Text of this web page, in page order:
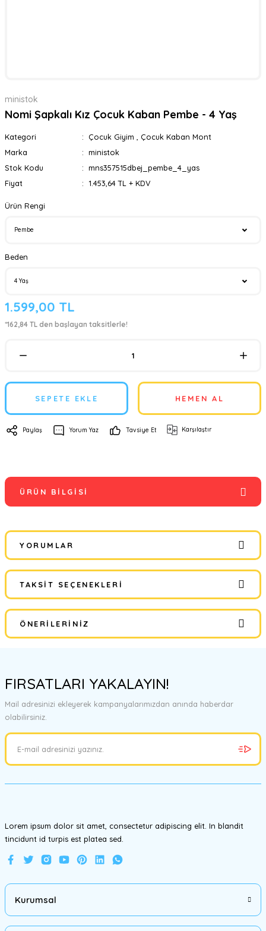
ministok
Nomi Şapkalı Kız Çocuk Kaban Pembe - 4 Yaş
Kategori Çocuk Giyim
Çocuk Kaban Mont
Marka
ministok
Stok Kodu
mns357515dbej_pembe_4_yas
Fiyat
1.453,64 TL + KDV
Ürün Rengi
Beden
1.599,00 TL
*162,84 TL den başlayan taksitlerle!
SEPETE EKLE HEMEN AL
Paylaş Yorum Yaz Tavsiye Et Karşılaştır
ÜRÜN BILGISI
YORUMLAR
Bu ürüne ilk yorumu siz yapın!
Yorum Yaz
TAKSIT SEÇENEKLERI
ÖNERILERINIZ
tarafımıza iletebilirsiniz.
Görüş ve önerileriniz için teşekkür ederiz.
Ürün resmi kalitesiz, bozuk veya görüntülenemiyor.
Ürün bilgilerinde hatalar bulunuyor.
FIRSATLARI YAKALAYIN!
Mail adresinizi ekleyerek kampanyalarımızdan anında haberdar
olabilirsiniz.
Lorem ipsum dolor sit amet, consectetur adipiscing elit. In blandit
tincidunt id turpis est platea sed.
Kurumsal